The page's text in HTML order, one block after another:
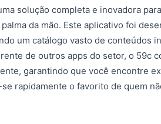
solução completa e inovadora
da mão. Este aplicativo foi
um catálogo vasto de conteúdos
de outros apps do setor, o 59c
garantindo que você encontre
rapidamente o favorito de quem